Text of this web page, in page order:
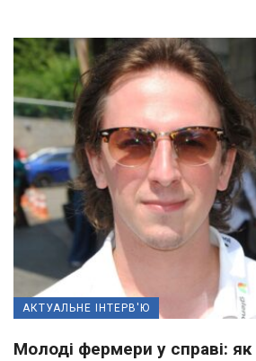
АКТУАЛЬНЕ ІНТЕРВ'Ю
Молоді фермери у справі: